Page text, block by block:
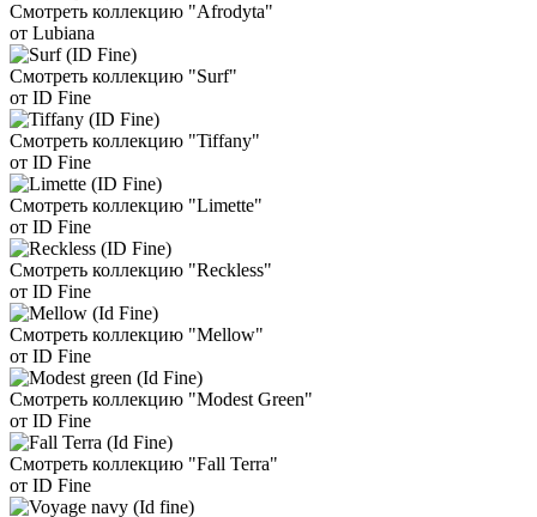
Смотреть коллекцию "Afrodyta"
от Lubiana
Смотреть коллекцию "Surf"
от ID Fine
Смотреть коллекцию "Tiffany"
от ID Fine
Смотреть коллекцию "Limette"
от ID Fine
Смотреть коллекцию "Reckless"
от ID Fine
Смотреть коллекцию "Mellow"
от ID Fine
Смотреть коллекцию "Modest Green"
от ID Fine
Смотреть коллекцию "Fall Terra"
от ID Fine